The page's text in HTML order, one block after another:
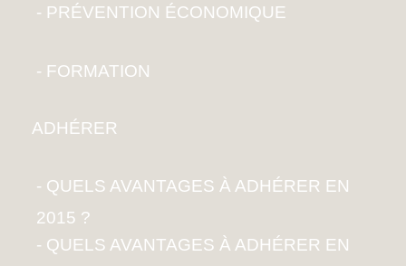
PRÉVENTION ÉCONOMIQUE
FORMATION
ADHÉRER
QUELS AVANTAGES À ADHÉRER EN
2015 ?
QUELS AVANTAGES À ADHÉRER EN